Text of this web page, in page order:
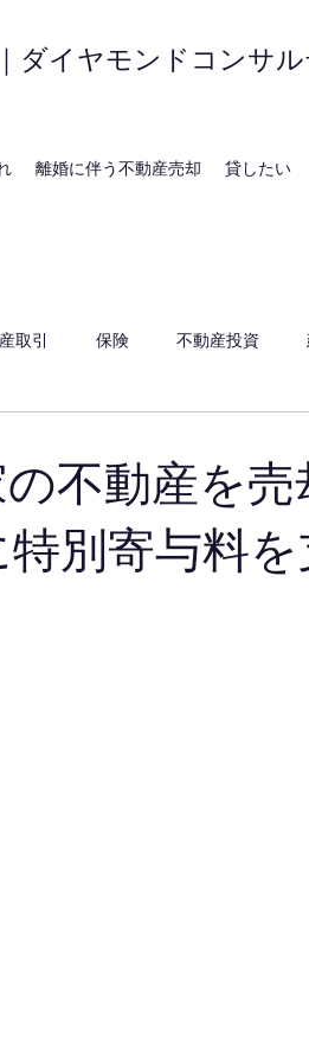
ダイヤモンドコンサ
離婚に伴う不動産売却 貸したい
取引 保険 不動産投資
の不動産を
別寄与料